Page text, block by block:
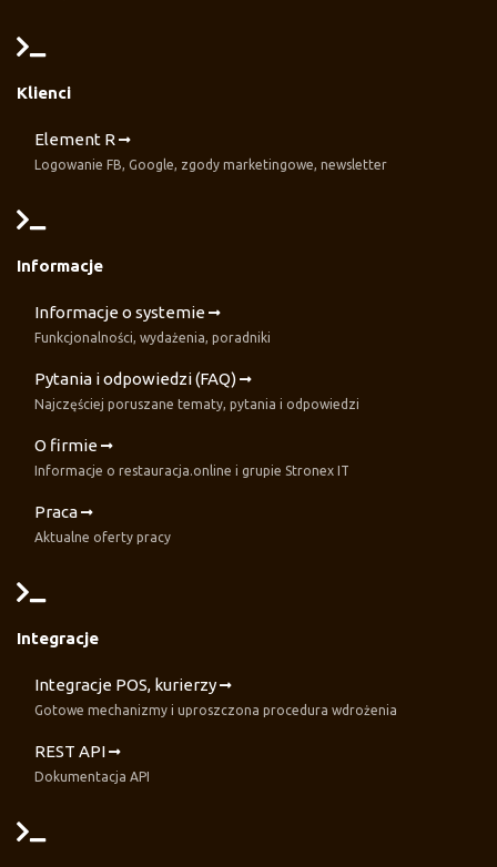
Klienci
Element R
Logowanie FB, Google, zgody marketingowe, newsletter
Informacje
Informacje o systemie
Funkcjonalności, wydażenia, poradniki
Pytania i odpowiedzi (FAQ)
Najczęściej poruszane tematy, pytania i odpowiedzi
O firmie
Informacje o restauracja.online i grupie Stronex IT
Praca
Aktualne oferty pracy
Integracje
Integracje POS, kurierzy
Gotowe mechanizmy i uproszczona procedura wdrożenia
REST API
Dokumentacja API